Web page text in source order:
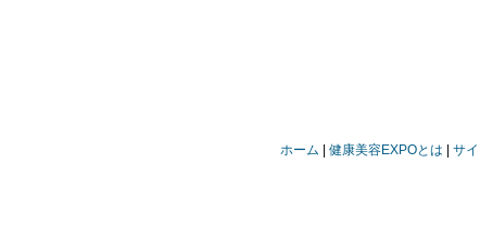
ホーム 健康美容EXPOとは サ